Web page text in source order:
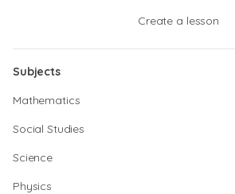
Create a lesson
Subjects
Mathematics
Social Studies
Science
Physics